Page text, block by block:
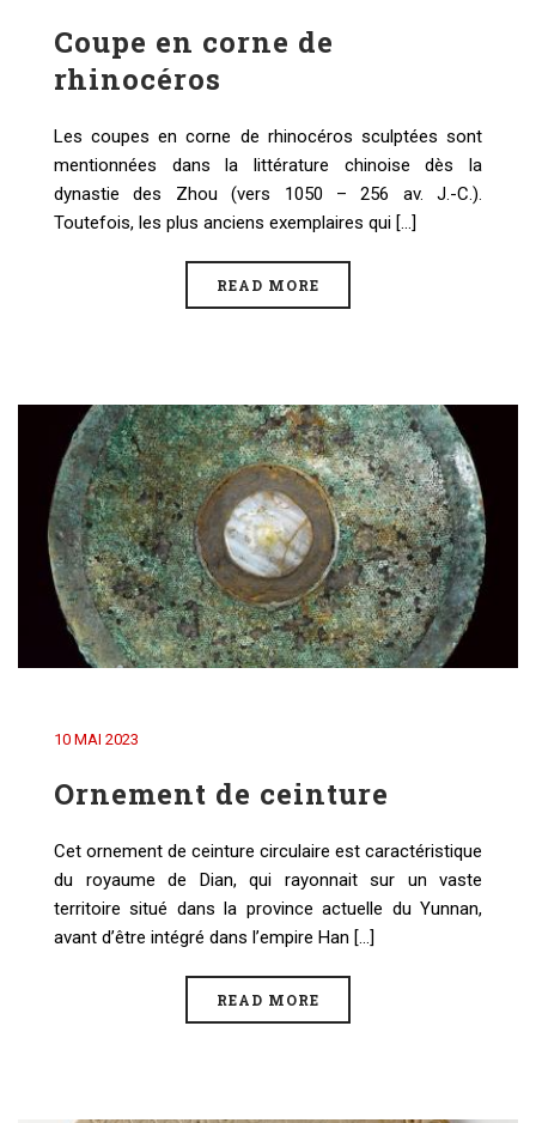
Coupe en corne de
rhinocéros
Les coupes en corne de rhinocéros sculptées sont
mentionnées dans la littérature chinoise dès la
dynastie des Zhou (vers 1050 – 256 av. J.-C.).
Toutefois, les plus anciens exemplaires qui [...]
READ MORE
10 MAI 2023
Ornement de ceinture
Cet ornement de ceinture circulaire est caractéristique
du royaume de Dian, qui rayonnait sur un vaste
territoire situé dans la province actuelle du Yunnan,
avant d’être intégré dans l’empire Han [...]
READ MORE